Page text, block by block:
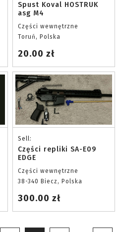
Spust Koval HOSTRUK
asg M4
Części wewnętrzne
Toruń, Polska
20.00 zł
Sell:
Części repliki SA-E09
EDGE
Części wewnętrzne
38-340 Biecz, Polska
300.00 zł